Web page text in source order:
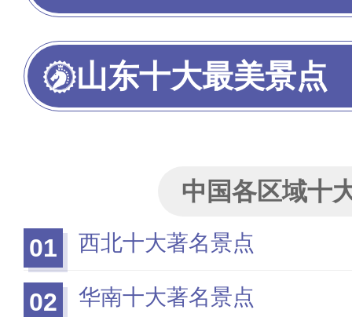
山东十大最美景点
中国各区域十
01
西北十大著名景点
02 华南十大著名景点